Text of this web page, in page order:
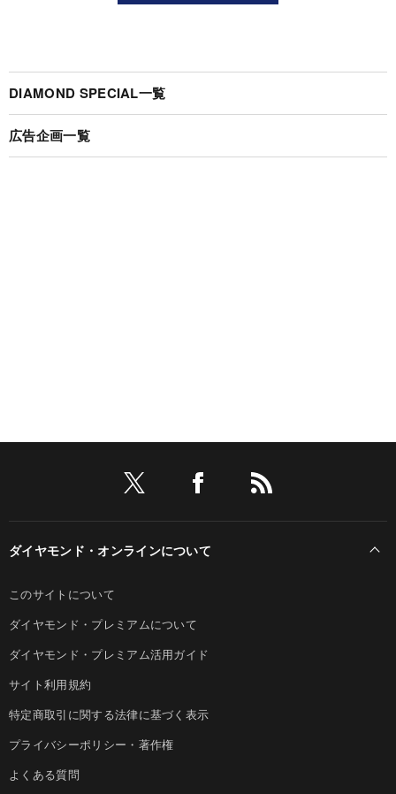
DIAMOND SPECIAL一覧
広告企画一覧
ダイヤモンド・オンラインについて
このサイトについて
ダイヤモンド・プレミアムについて
ダイヤモンド・プレミアム活用ガイド
サイト利用規約
特定商取引に関する法律に基づく表示
プライバシーポリシー・著作権
よくある質問